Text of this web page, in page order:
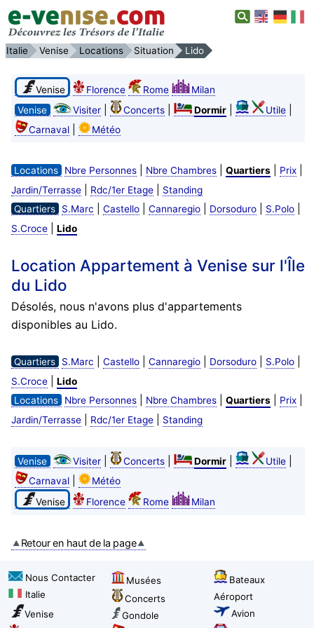
Italie Venise Locations Situation Lido
Venise Florence Rome
Milan
Venise
Visiter| Concerts| Dormir| Utile|
Carnaval| Météo
Locations Nbre Personnes| Nbre Chambres| Quartiers| Prix|
Jardin/Terrasse| Rdc/1er Etage|
Standing
Quartiers
S.Marc Castello| Cannaregio| Dorsoduro| S.Polo|
S.Croce| Lido
Location Appartement à Venise sur l'Île
du Lido
Désolés, nous n'avons plus d'appartements
disponibles au Lido.
Quartiers S.Marc Castello| Cannaregio| Dorsoduro| S.Polo|
S.Croce| Lido
Locations
Nbre Personnes| Nbre Chambres| Quartiers| Prix|
Jardin/Terrasse| Rdc/1er Etage| Standing
Venise Visiter| Concerts| Dormir| Utile|
Carnaval|
Météo
Venise
Florence Rome Milan
Retour en haut de la page
Nous Contacter
Italie
Venise
Musées
Concerts
Gondole
Bateaux
Aéroport
Avion